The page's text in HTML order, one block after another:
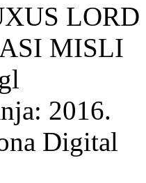
LORD
MISLI
2016.
Digital